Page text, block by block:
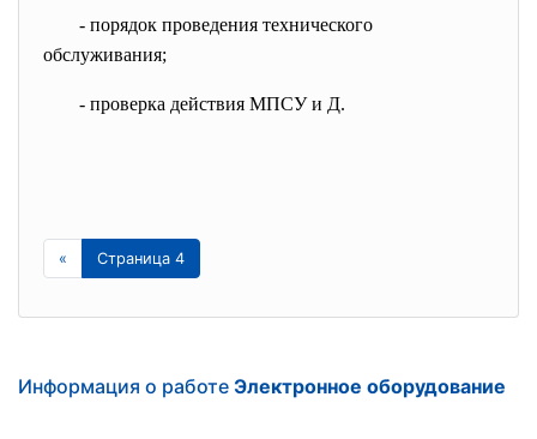
- порядок проведения технического
обслуживания;
- проверка действия МПСУ и Д.
« Страница 4
Информация о работе Электронное оборудование